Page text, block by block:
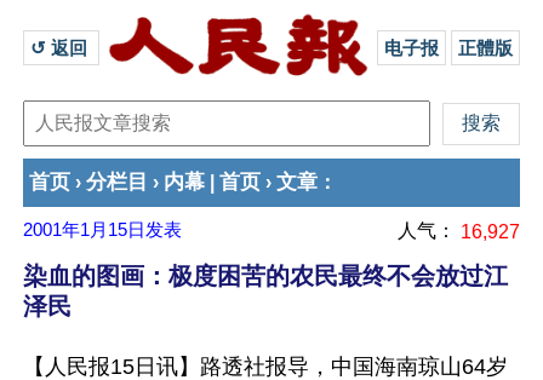
↺ 返回 电子报 正體版
首页 › 分栏目 › 内幕 首页 › 文章 ：
2001年1月15日 发表 人气： 16,927
染血的图画：极度困苦的农民最终不会放过江
泽民
【人民报15日讯】路透社报导，中国海南琼山64岁